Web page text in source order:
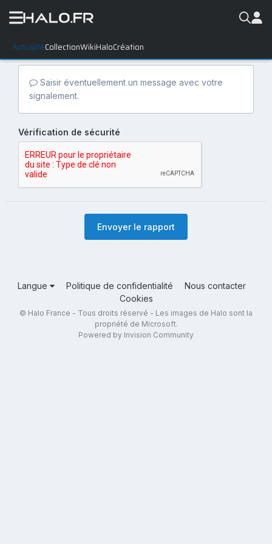
ActualitéCollectionWikiHaloCréation
Saisir éventuellement un message avec votre
signalement.
Vérification de sécurité
Envoyer le rapport
Langue Politique de confidentialité
Nous contacter
Cookies
© Halo France - Tous droits réservé - Les images de Halo sont la
propriété de Microsoft.
Powered by Invision Community